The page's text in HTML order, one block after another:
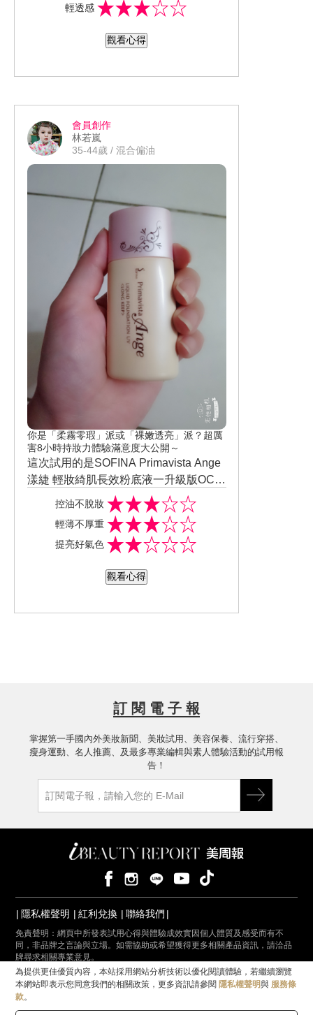
色的效果，擦起來粉粉嫩嫩的好推清爽
很細緻…很好上妝，毛孔的遮瑕跟小瑕
顯的痘疤就效果就不太夠…還是需要遮
膚很容易出油及脫妝，平常一到下午都
要用2.3次吸油面紙，現在只要用1次，
輕透感
觀看心得
會員創作
林若嵐
35-44歲 / 混合偏油
你是「柔霧零瑕」派或「裸嫩透亮」派？超厲
害8小時持妝力體驗滿意度大公開～
這次試用的是SOFINA Primavista Ange
漾緁 輕妝綺肌長效粉底液一升級版OC
5，它的質地還蠻清爽的，不像有一些粉
底液使用起來會有黏膩感，很試合台灣
的海島型潮濕氣候，妝感薄透…不會有
面具感，毛孔的遮瑕度也ok，不過…痘
自己選擇想說不要太白想要自然妝感，
偏黑，OC5的色號會比較適合健康小麥
控油不脫妝
輕薄不厚重
提亮好氣色
觀看心得
訂 閱 電 子 報
掌握第一手國內外美妝新聞、美妝試用、美容保養、流行穿搭、
瘦身運動、名人推薦、及最多專業編輯與素人體驗活動的試用報
告！
隱私權聲明 紅利兌換 聯絡我們
免責聲明：網頁中所發表試用心得與體驗成效實因個人體質及感受而有不
同，非品牌之言論與立場。如需協助或希望獲得更多相關產品資訊，請洽品
牌尋求相關專業意見。
© iBEAUTYREPORT 美周報數位媒體有限公司｜統一編號 55769069
為提供更佳優質內容，本站採用網站分析技術以優化閱讀體驗，若繼續瀏覽
本網站即表示您同意我們的相關政策，更多資訊請參閱 隱私權聲明與 服務條
款。